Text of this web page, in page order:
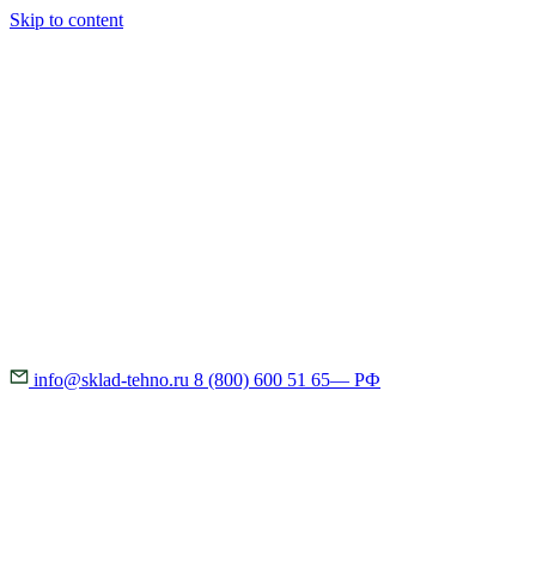
Skip to content
info@sklad-tehno.ru 8 (800) 600 51 65— РФ